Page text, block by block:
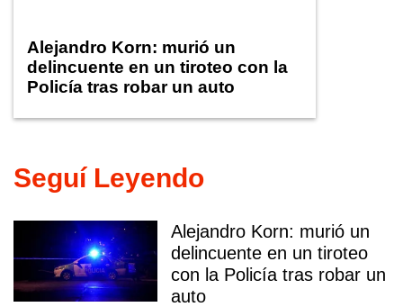
Alejandro Korn: murió un
delincuente en un tiroteo con la
Policía tras robar un auto
Seguí Leyendo
Alejandro Korn: murió un
delincuente en un tiroteo
con la Policía tras robar un
auto